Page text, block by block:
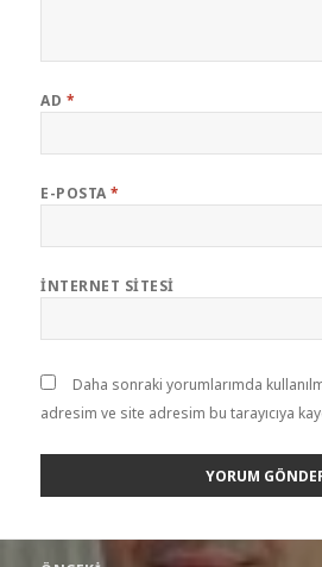
AD *
E-POSTA*
İNTERNET SITESI
Daha sonraki yorumlarımda
adresim ve site adresim bu tarayıcıya